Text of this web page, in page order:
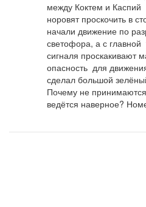
между Коктем и Каспий
норовят проскочить в
начали движение по
светофора, а с главной
сигналя проскакивают
опасность  для
сделал большой
Почему не
ведётся наверное?